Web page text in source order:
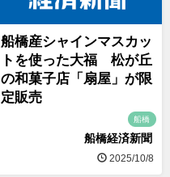
船橋産シャインマスカッ
トを使った大福 松が丘
の和菓子店「扇屋」が限
定販売
船橋
船橋経済新聞
2025/10/8